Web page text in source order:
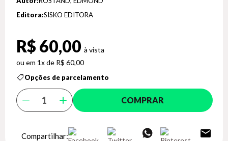
Editora:SISKO EDITORA
R$ 60,00
1x de R$ 60,00
Opções de parcelamento
COMPRAR
Compartilhar: